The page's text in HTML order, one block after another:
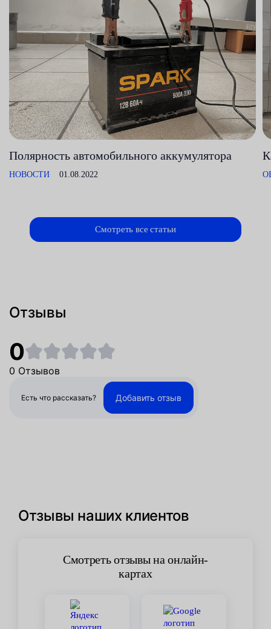
Полярность автомобильного аккумулятора
НОВОСТИ 01.08.2022
Смотреть все статьи
Отзывы
0
0 Отзывов
Есть что рассказать? Добавить отзыв
Отзывы наших клиентов
Смотреть отзывы на онлайн-
картах